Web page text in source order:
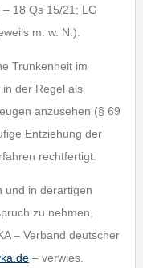
18 Qs 15/21; LG
m. w. N.).
Trunkenheit im
der Regel als
anzusehen (§ 69
Entziehung der
rechtfertigt.
und in derartigen
zu nehmen,
– Verband deutscher
– verwies.